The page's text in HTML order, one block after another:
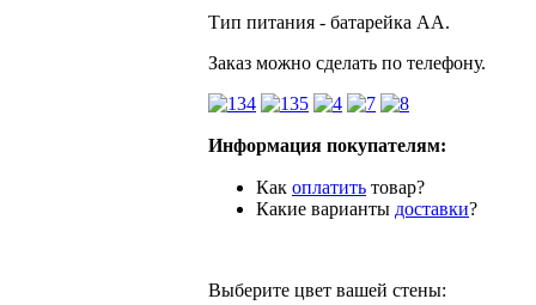
Тип питания - батарейка АА.
Заказ можно сделать по телефону.
Информация покупателям:
Как оплатить товар?
Какие варианты доставки?
Выберите цвет вашей стены: